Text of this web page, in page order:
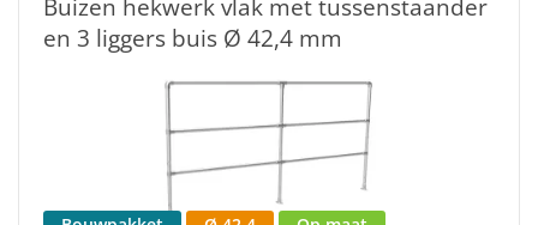
Buizen hekwerk vlak met tussenstaander
en 3 liggers buis Ø 42,4 mm